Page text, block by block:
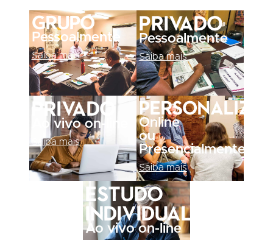
Grupo
Pessoalmente
Saiba mais
Privado
Pessoalmente
Saiba mais
Privado
Ao vivo on-line
Saiba mais
Online
ou
Presencialmente
Saiba mais
Estudo
individual
Ao vivo on-line